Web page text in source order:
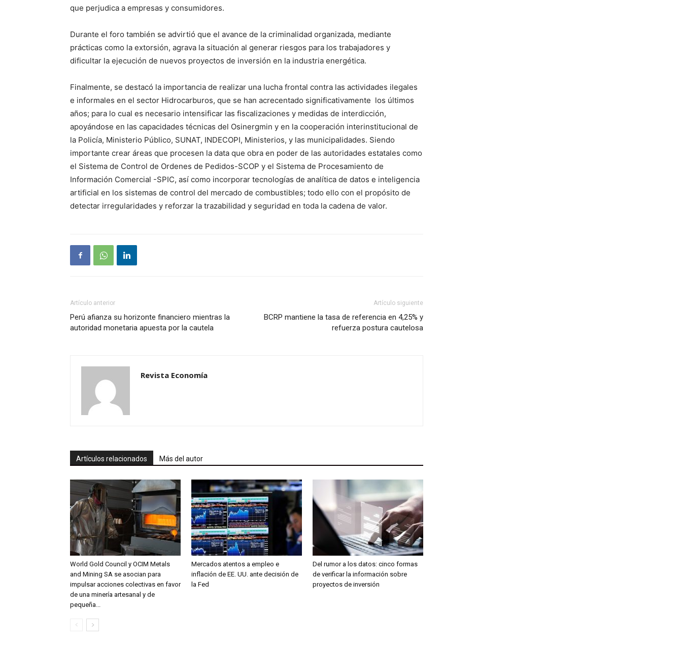
que perjudica a empresas y consumidores.
Durante el foro también se advirtió que el avance de la criminalidad organizada, mediante
prácticas como la extorsión, agrava la situación al generar riesgos para los trabajadores y
dificultar la ejecución de nuevos proyectos de inversión en la industria energética.
Finalmente, se destacó la importancia de realizar una lucha frontal contra las actividades ilegales
e informales en el sector Hidrocarburos, que se han acrecentado significativamente los últimos
años; para lo cual es necesario intensificar las fiscalizaciones y medidas de interdicción,
apoyándose en las capacidades técnicas del Osinergmin y en la cooperación interinstitucional de
la Policía, Ministerio Público, SUNAT, INDECOPI, Ministerios, y las municipalidades. Siendo
importante crear áreas que procesen la data que obra en poder de las autoridades estatales como
el Sistema de Control de Ordenes de Pedidos-SCOP y el Sistema de Procesamiento de
Información Comercial -SPIC, así como incorporar tecnologías de analítica de datos e inteligencia
artificial en los sistemas de control del mercado de combustibles; todo ello con el propósito de
detectar irregularidades y reforzar la trazabilidad y seguridad en toda la cadena de valor.
Artículo anterior
Perú afianza su horizonte financiero mientras la
autoridad monetaria apuesta por la cautela
Artículo siguiente
BCRP mantiene la tasa de referencia en 4,25% y
refuerza postura cautelosa
Revista Economía
Artículos relacionados Más del autor
World Gold Council y OCIM Metals
and Mining SA se asocian para
impulsar acciones colectivas en favor
de una minería artesanal y de
pequeña...
Mercados atentos a empleo e
inflación de EE. UU. ante decisión de
la Fed
Del rumor a los datos: cinco formas
de verificar la información sobre
proyectos de inversión